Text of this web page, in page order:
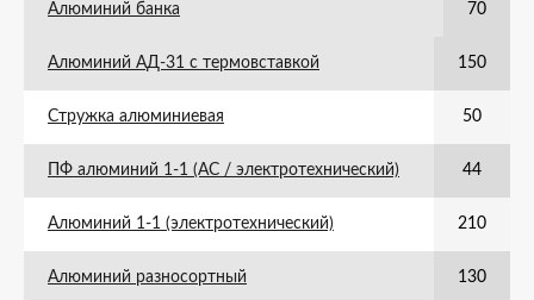
Алюминий банка 70
Алюминий АД-31 с термовставкой 150
Стружка алюминиевая 50
ПФ алюминий 1-1 (АС / электротехнический) 44
Алюминий 1-1 (электротехнический) 210
Алюминий разносортный 130